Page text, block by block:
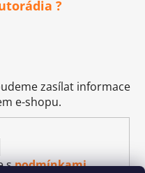
?
zasílat informace
e-shopu.
spodmínkami